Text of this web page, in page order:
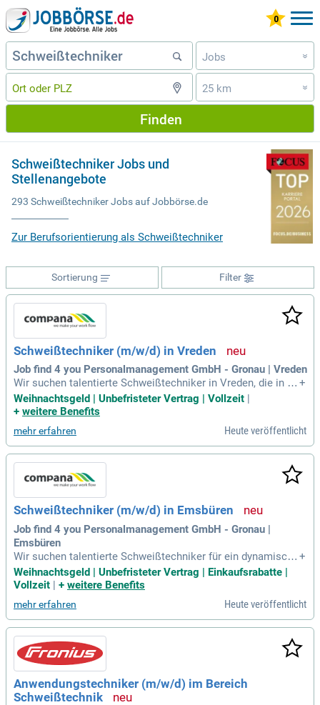
Jobs »
25 km »
Finden
Schweißtechniker Jobs und
Stellenangebote
293 Schweißtechniker Jobs auf Jobbörse.de
Zur Berufsorientierung als Schweißtechniker
Filter
Sortierung
Schweißtechniker (m/w/d) in Vreden
Job find 4 you Personalmanagement GmbH - Gronau | Vreden
Wir suchen talentierte Schweißtechniker in Vreden, die in ei
nem dynamischen Team arbeiten möchten! Wenn du bereit
bist, neue Herausforderungen anzunehmen, freuen wir uns a
Arbeitsvertrag, der dir Sicherheit bietet. Zudem erwarten dic
h attraktive Urlaubs- und Weihnachtsgeldregelungen sowie
exklusive Mitarbeiterrabatte. Wir unterstützen deine beruflic
he Entwicklung und bieten die Chance auf Übernahme im Ku
ndenunternehmen. Nutze die Möglichkeit, unseren kompete
nten Kolleginnen und Kollegen unkompliziert über WhatsAp
p zu kontaktieren. Jetzt bewerben und Teil unseres engagier
ten Teams werden!
+
Weihnachtsgeld | Unbefristeter Vertrag | Vollzeit
+ weitere Benefits
mehr erfahren Heute veröffentlicht
Schweißtechniker (m/w/d) in Emsbüren
Job find 4 you Personalmanagement GmbH - Gronau |
Emsbüren
Wir suchen talentierte Schweißtechniker für ein dynamische
s Umfeld in Emsbüren. Deine Bewerbung könnte dein Sprun
gbrett in eine vielversprechende berufliche Zukunft sein! Wir
g, Urlaubs- und Weihnachtsgeld sowie Rabatte bei Online-Hä
ndlern. Profitiere von unserer Prämie für die Werbung neuer
Mitarbeiter und dem direkten Austausch mit erfahrenen Koll
eginnen und Kollegen über WhatsApp. Voraussetzung ist ein
e abgeschlossene Ausbildung im metallverarbeitenden Han
dwerk sowie mehrjährige Erfahrung im MIG/MAG- und WIG-
Schweißen. Starte jetzt deine Karriere als Schweißtechniker
bei uns!
+
Weihnachtsgeld | Unbefristeter Vertrag | Einkaufsrabatte |
Vollzeit | + weitere Benefits
mehr erfahren Heute veröffentlicht
Anwendungstechniker (m/w/d) im Bereich
Schweißtechnik